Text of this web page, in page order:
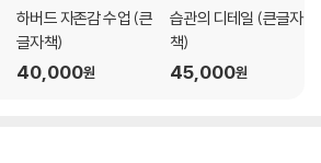
다
을 재우지 마라
하버드 자존감 수업 (큰
글자책)
40,000원
습관의 디테일 (큰글자
책)
45,000원